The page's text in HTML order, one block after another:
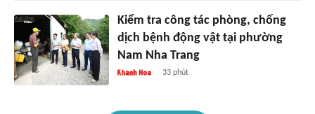
Kiểm tra công tác phòng, chống
dịch bệnh động vật tại phường
Nam Nha Trang
33 phút